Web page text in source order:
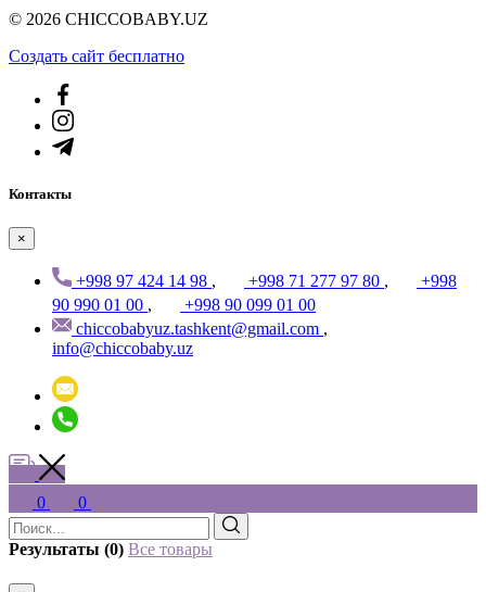
© 2026 CHICCOBABY.UZ
Создать cайт бесплатно
Контакты
×
+998 97 424 14 98 , +998 71 277 97 80 ,
+998
90 990 01 00 ,
+998 90 099 01 00
chiccobabyuz.tashkent@gmail.com ,
info@chiccobaby.uz
0 0
Результаты (0) Все товары